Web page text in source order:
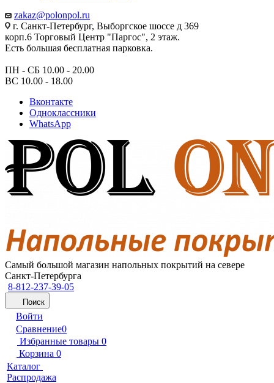
zakaz@polonpol.ru
г. Санкт-Петербург, Выборгское шоссе д 369
корп.6 Торговый Центр "Паргос", 2 этаж.
Есть большая бесплатная парковка.
ПН - СБ 10.00 - 20.00
ВС 10.00 - 18.00
Вконтакте
Одноклассники
WhatsApp
Самый большой магазин напольных покрытий на севере
Санкт-Петербурга
8-812-237-39-05
Поиск
Войти
Сравнение0
Избранные товары 0
Корзина 0
Каталог
Распродажа